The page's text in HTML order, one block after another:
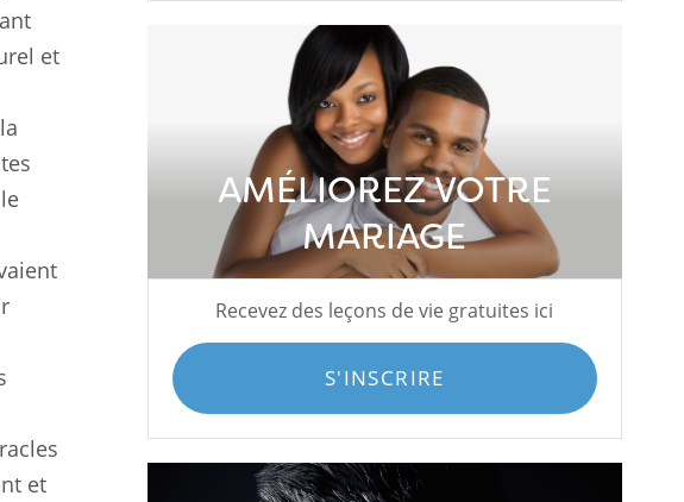
et
et
AMÉLIOREZ VOTRE
MARIAGE
Recevez des leçons de vie gratuites ici
S'INSCRIRE